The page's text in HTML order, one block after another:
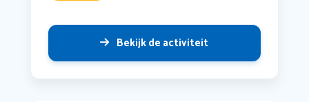
Bekijk de activiteit